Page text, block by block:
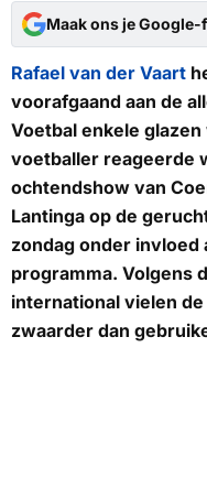
Maak ons je
Rafael van der Vaart
voorafgaand aan de
Voetbal enkele
voetballer reageerde
ochtendshow van
Lantinga op de
zondag onder invloed
programma. Volgens
international vielen
zwaarder dan